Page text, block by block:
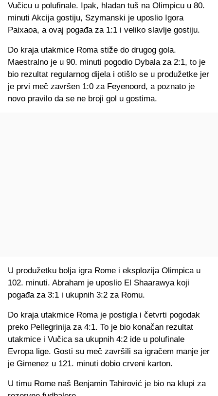
Vučicu u polufinale. Ipak, hladan tuš na Olimpicu u 80.
minuti Akcija gostiju, Szymanski je uposlio Igora
Paixaoa, a ovaj pogađa za 1:1 i veliko slavlje gostiju.
Do kraja utakmice Roma stiže do drugog gola.
Maestralno je u 90. minuti pogodio Dybala za 2:1, to je
bio rezultat regularnog dijela i otišlo se u produžetke jer
je prvi meč završen 1:0 za Feyenoord, a poznato je
novo pravilo da se ne broji gol u gostima.
U produžetku bolja igra Rome i eksplozija Olimpica u
102. minuti. Abraham je uposlio El Shaarawya koji
pogađa za 3:1 i ukupnih 3:2 za Romu.
Do kraja utakmice Roma je postigla i četvrti pogodak
preko Pellegrinija za 4:1. To je bio konačan rezultat
utakmice i Vučica sa ukupnih 4:2 ide u polufinale
Evropa lige. Gosti su meč završili sa igračem manje jer
je Gimenez u 121. minuti dobio crveni karton.
U timu Rome naš Benjamin Tahirović je bio na klupi za